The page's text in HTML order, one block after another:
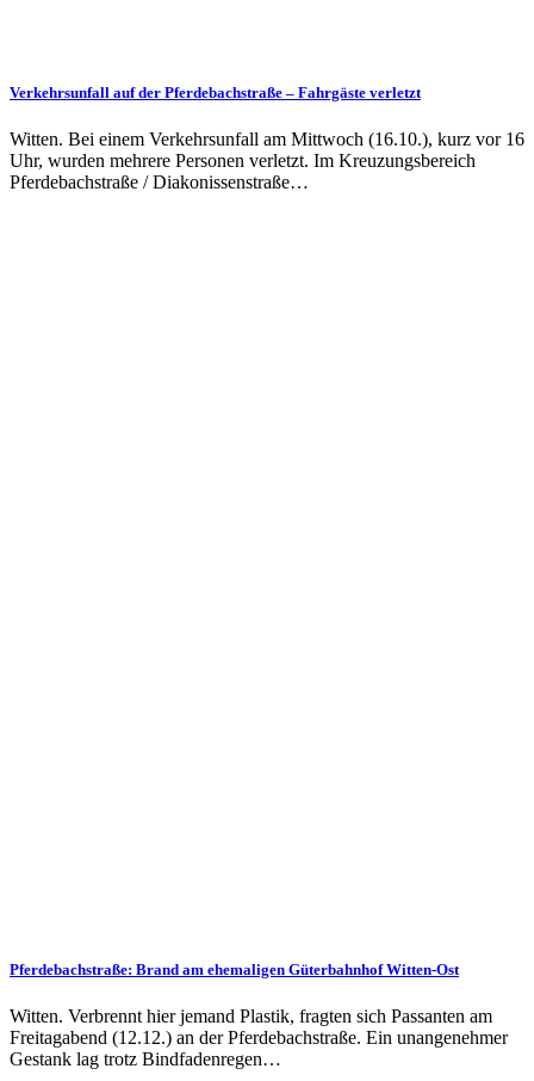
Verkehrsunfall auf der Pferdebachstraße – Fahrgäste verletzt
Witten. Bei einem Verkehrsunfall am Mittwoch (16.10.), kurz vor 16
Uhr, wurden mehrere Personen verletzt. Im Kreuzungsbereich
Pferdebachstraße / Diakonissenstraße…
Pferdebachstraße: Brand am ehemaligen Güterbahnhof Witten-Ost
Witten. Verbrennt hier jemand Plastik, fragten sich Passanten am
Freitagabend (12.12.) an der Pferdebachstraße. Ein unangenehmer
Gestank lag trotz Bindfadenregen…